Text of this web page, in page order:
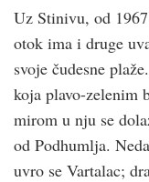
Uz Stinivu, od
otok ima i druge
svoje čudesne
koja plavo-zelenim
mirom u nju se
od Podhumlja.
uvro se Vartalac;